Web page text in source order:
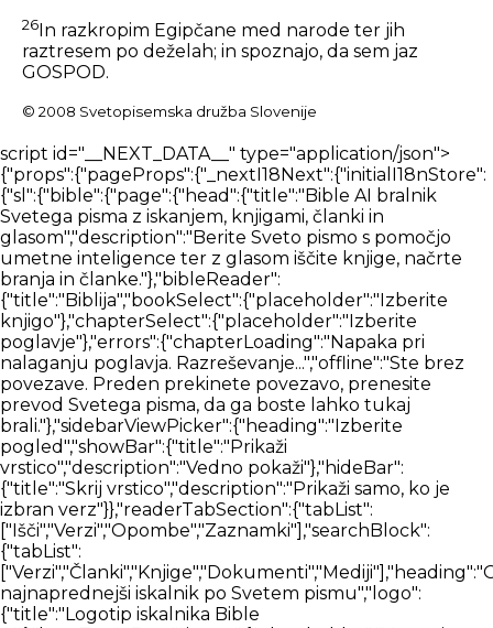
26 In razkropim Egipčane med narode ter jih
raztresem po deželah; in spoznajo, da sem jaz
GOSPOD.
© 2008 Svetopisemska družba Slovenije
script id="__NEXT_DATA__" type="application/json">{"props":{"pageProps":{"_nextI18Next":{"initialI18nStore":{"sl":{"bible":{"page":{"head":{"title":"Bible AI bralnik Svetega pisma z iskanjem, knjigami, članki in glasom","description":"Berite Sveto pismo s pomočjo umetne inteligence ter z glasom iščite knjige, načrte branja in članke."},"bibleReader":{"title":"Biblija","bookSelect":{"placeholder":"Izberite knjigo"},"chapterSelect":{"placeholder":"Izberite poglavje"},"errors":{"chapterLoading":"Napaka pri nalaganju poglavja. Razreševanje...","offline":"Ste brez povezave. Preden prekinete povezavo, prenesite prevod Svetega pisma, da ga boste lahko tukaj brali."},"sidebarViewPicker":{"heading":"Izberite pogled","showBar":{"title":"Prikaži vrstico","description":"Vedno pokaži"},"hideBar":{"title":"Skrij vrstico","description":"Prikaži samo, ko je izbran verz"}},"readerTabSection":{"tabList":["Išči","Verzi","Opombe","Zaznamki"],"searchBlock":{"tabList":["Verzi","Članki","Knjige","Dokumenti","Mediji"],"heading":"Odkrijte najnaprednejši iskalnik po Svetem pismu","logo":{"title":"Logotip iskalnika Bible AI"},"betaTag":"Beta","input":{"placeholder":"Vprašaj Bible AI"},"translationSelector":{"title":"Prevod","selectTranslationInput":{"placeholder":"Izberite prevod"}},"trendingSearch":{"title":"Raziščite priljubljena iskanja"},"loading":{"articles":"Nalaganje člankov","books":"Nalaganje knjig"},"messages":{"searchError":"Prišlo je do napake. Poskusite znova."},"introCards":{"navigate":{"title":"Krmarite po Svetem pismu z uporabo {type}","text":"Pojdi na Matej 1","inputTypes":{"text":"besedilo","voice":"tvoj glas"}},"question":{"title":"Zastavite katero koli vprašanje, povezano s Svetim pismom","text":"Kdo je Jezus in zakaj je umrl?"},"goToVerse":{"title":"Pojdi neposredno na verze","text":"Kliknite na odgovore pomočnika za navigacijo po Svetem pismu"},"selectVerse":{"title":"Za začetek izberite verz","text":"Kliknite na verz, da prikažete njegov podroben pregled."}},"assistant":{"messages":{"error":"Oprostite, prišlo je do napake, naj poskusim znova.","cannotCompleteQueryError":"Vaše poizvedbe ni bilo mogoče dokončati, poskusite znova pozneje.","start":["Živjo, kako vam lahko pomagam?","Kaj vam je v mislih?","Kakšno je vaše vprašanje?"],"thinking":["Hvala. Naj razmislim o tem.","Poiskal vam bom odgovor.","Odlično vprašanje, daj mi nekaj sekund, da najdem odgovor.","Seveda. Poiskal bom odgovor za vas."]}},"answering":"Pripravljam odgovor ..."},"notes":{"addNote":"Dodaj opombo","addNoteTitle":"Svetopisemska opomba","noteTagsTitle":"Oznake opomb","autosaveMessage":"Opombe se samodejno shranijo","firstNoteMessage":"Dodajte svojo prvo opombo","noteTitleInput":"Naslov opombe","tagInputPlaceholder":"Pritisnite ENTER, da dodate novo oznako","editorInputPlaceholderText":"Tukaj vnesite svojo opombo...","loginCard":{"text":"Za ogled svojih opomb se prijavite ali registrirajte."},"btn":{"cancel":"Zapri","edit":"Uredi","delete":"Izbriši"},"messages":{"addNoteTitleError":"Opombe ni mogoče dodati brez naslova"},"dropdown":{"textFormat":{"normal":"Normalno","largeHeading":"Velik naslov","smallHeading":"Majhen naslov","bulletList":"Seznam z oznakami","numberedList":"Oštevilčeni seznam","quote":"Citat","codeBlock":"Blok kode"},"textAlignment":{"buttonLabel":"Možnosti oblikovanja za poravnavo besedila","leftAlign":"Poravnaj levo","centerAlign":"Poravnaj na sredino","rightAlign":"Poravnaj desno","justifyAlign":"Obojestranska poravnava","startAlign":"Poravnaj na začetek","endAlign":"Poravnaj na konec","outdent":"Zmanjšaj zamik","indent":"Zamik"},"blockTypes":{"paragraph":"Normalno","h1":"Velik naslov","h2":"Majhen naslov","h3":"Naslov","h4":"Naslov","h5":"Naslov","ol":"Oštevilčen seznam","ul":"Seznam z oznakami","quote":"Citat","code":"Blok kode"}},"labels":{"undo":"Razveljavi","redo":"Ponovi","formatBold":"Oblikuj krepko","formatItalic":"Oblikuj ležeče","formatUnderline":"Oblikovanje podčrtano","formatStrikethrough":"Oblikuj prečrtano","insertLink":"Vstavi povezavo","formattingOptions":"Možnosti oblikovanja","codeLanguage":"Izberite jezik kode"}}},"verseOverview":{"tabList":["Pregled","Mediji","Slovar","Komentar"],"lowQualityMessage":"Spodnji rezultati morda ne vsebujejo neposrednih odgovorov na vaš izbrani verz.","noVerseCommentaryMessage":"Za izbrani verz ni bil najden noben komentar. Poskusite izbrati širši obseg verzov.","noVerseDictionaryMessage":"Za izbrani verz ni bilo najdenih slovarskih definicij. Poskusite izbrati širši obseg verzov.","noVerseMediaMessage":"Za izbrani verz ni bilo najdenih medijskih vsebin. Poskusite izbrati širši obseg verzov.","loading":{"commentary":"Nalaganje komentarja","dictionary":"Nalaganje slovarja"},"dictionaries":"Slovarji","encyclopedias":"Enciklopedije"},"bibleSelectorTitles":{"books":"Knjige","chapters":"Poglavja","verses":"Verzi"},"swipeNavigation":{"prev":"Prejšnja","swipe":"PODRSNI","next":"Naprej"},"betaFeedback":{"title":"Povratne informacije o beta različici","description":"Nenehno izboljšujemo naš Bible AI. Prosimo, delite z nami svoje povratne informacije.","form":{"title":"Obrazec za povratne informacije o beta različici"},"feedbackForm":{"description":" ","experienceRating":{"title":"Kako bi do zdaj ocenili svojo izkušnjo z Biblijo?","options":["1 - Revni","2 - Zadovoljivo","3 - Dobro","4 - Zelo dobro","5 - Odlično"]},"readingMeans":{"title":"Kateri je vaš glavni način branja Svetega pisma?","options":["Digitalno (svetopisemske aplikacije)","Fizično (fizična Biblija)"]},"useAssistant":{"title":"Ali bi uporabili glasovnega pomočnika za pomoč pri preučevanju Svetega pisma?"},"willingToPay":{"title":"Bi plačali za uporabo takšnega pomočnika?"},"paymentAmount":{"title":"Koliko bi plačali na mesec (v USD)?"},"isEasyToUse":{"title":"Ali je izkušnja branja Svetega pisma enostavna za uporabo?"},"sidebarDistracting":{"title":"Ali vas stranska vrstica moti pri branju Svetega pisma?"},"additionalComments":{"title":"Še kakšni drugi komentarji / funkcije?"}},"intro":{"title":"Testiranje bralnika Svetega pisma","content":"Hvala, ker preizkušate eno od funkcij, o katerih razmišljamo. Modro presojamo, kako lahko tehnologija še dodatno pomaga pri preučevanju Svetega pisma.","test":{"title":"Ključne informacije","list":["Prosimo, posredujte povratne informacije","Poskrbite, da boste redno posodabljali, saj bodo starejše različice prenehale delovati."]},"optional":{"title":"Dodatne informacije","list":["Morda boste dosegli manj natančne rezultate kot z našim obstoječim izdelkom Search.","Morda boste naleteli na napake in težave. Sporočite nam, ko se to zgodi."]},"buttonStart":"Začni testiranje"},"submitTitle":"Pošljite povratne informacije","feedbackNote":"* Povratne informacije postanejo po določenem obdobju uporabe obvezne, saj so za nas zelo dragocene pri sprejemanju odločitev."}}}},"nav":{"nav":{"navMenu":[{"id":2,"label":"Sveto pismo","path":"/bible","icon":"bible","offset":"84"},{"id":1,"label":"Iskanje","path":"/search","icon":"search","offset":"84"},{"id":6,"label":"Prenesi","path":"/download","icon":"download","offset":"84"},{"id":5,"label":"O nas","path":"/about","icon":"about","offset":"84"},{"id":5,"label":"Kontakt","path":"/contact","icon":"contact","offset":"84"}],"footerMenu":[{"text":"Domov","path":"/"},{"text":"Sveto pismo","path":"/bible"},{"text":"Daj","path":"/give"},{"text":"Tehnologija","path":"/technology"},{"text":"Blog","path":"/blog"},{"text":"O nas","path":"/about"},{"text":"Kontakt","path":"/contact"},{"text":"Politika zasebnosti","path":"/privacy-policy"},{"text":"Prenesi","path":"/download"}]}},"common":{"components":{"bookDetailsOverlay":{"closeButton":"Zapri podrobnosti knjige","excerpt":{"title":"Izvleček odgovora iz vsebine","titleDocument":"Odlomek odgovora iz dokumenta","showMore":"Prikaži več","showLess":"Pokaži manj"},"pageLabel":"Stran","documentPage":{"source":"Vaše nalaganje"},"actions":{"openAtPage":"Odpri na strani","publisherSite":"Spletno mesto založnika","previewBook":"Predogled knjige","seePage":"Glej stran","openMedia":"Odpri medije"},"mediaPlayer":{"play":"Predvajaj","pause":"Pavza","rewind":"Previj nazaj za 15 sekund","forward":"Naprej za 15 sekund","mute":"Utišaj","unmute":"Vklopi zvok","seek":"Išči","volume":"Zvezek","volumeLevel":"Raven glasnosti","speed":"Hitrost predvajanja","fullscreen":"Preklopi celozaslonski način"}},"accessibility":{"btnVerseHighlight":"Samodejno označi verze","btnMatchDeviceSettings":"Uporabi nastavitve naprave","accordion":{"titles":{"fontTheme":"Pisava in tema","bottomBar":"Spodnja vrstica","navigation":"Navigacija"}},"navigationPicker":{"arrows":{"title":"Puščice","description":"Krmarite s puščicami"},"swipe":{"title":"Podrsnite","description":"Krmarite z drsenjem"}}},"searchBlock":{"heading":"Odkrijte najnaprednejši iskalnik po Svetem pismu","logo":{"title":"Logotip iskalnika Bible AI"},"betaTag":"Beta","input":{"placeholder":"Vprašajte Bible AI","filter":"Filter","filterHeadings":{"sources":"Filter virov odgovorov","language":"Filter jezika medijev","publishers":"Založniki"},"filters":[{"title":"Biblija","description":"Vključi verze"},{"title":"Knjige","description":"Vključi knjige"},{"title":"Članki","description":"Vključi članke"},{"title":"Avdio in video","description":"Vključi zvok in video"}],"languageFilters":[{"title":"Vse","description":"Vsi jeziki"},{"description":"Samo {language}"}],"documents":{"attach":"Priloži dokument","addMore":"Dodaj datoteko","parsing":"Razčlenjevanje","uploading":"Nalaganje…","ready":"Pripravljen","parseFailed":"Dokumenta ni bilo mogoče prebrati","uploadFailed":"Dokumenta ni bilo mogoče naložiti","fileTooLarge":"Datoteka je prevelika","supportedFormats":"Podprti formati: {formats}","unsupportedFormat":"Nepodprta vrsta datoteke. Podprti formati: {formats}","panelTitle":"Priložene datoteke","panelCount":"{count} od {max}","documentsOnly":"Odgovor samo iz dokumentov","documentsOnlyHint":"Samo vaše datoteke in svetopisemski verzi"},"context":{"title":"Išči v","types":{"book":"Ta knjiga","chapter":"